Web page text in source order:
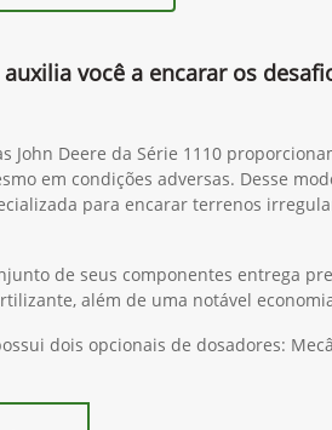
auxilia você a encarar os
John Deere da Série 1110
em condições adversas. Desse
para encarar terrenos
de seus componentes entrega
além de uma notável
dois opcionais de dosadores: